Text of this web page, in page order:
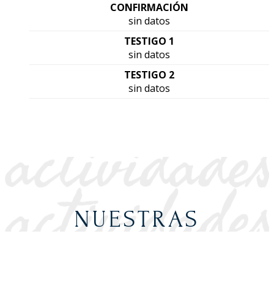
CONFIRMACIÓN
sin datos
TESTIGO 1
sin datos
TESTIGO 2
sin datos
NUESTRAS